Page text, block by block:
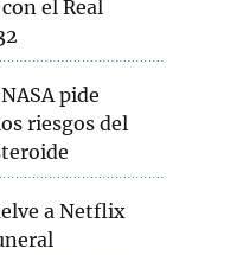
el Real
pide
riesgos del
a Netflix